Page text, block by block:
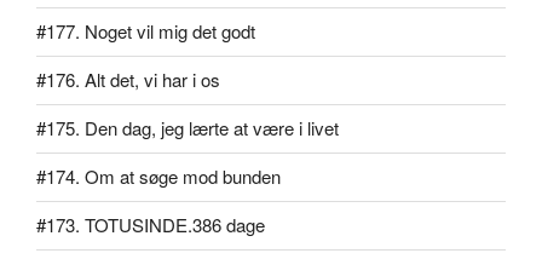
#177. Noget vil mig det godt
#176. Alt det, vi har i os
#175. Den dag, jeg lærte at være i livet
#174. Om at søge mod bunden
#173. TOTUSINDE.386 dage